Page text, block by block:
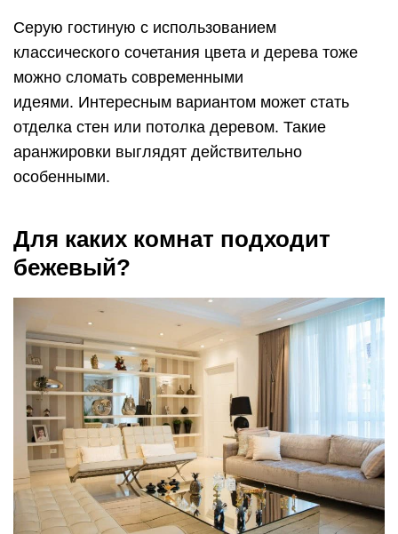
Серую гостиную с использованием
классического сочетания цвета и дерева тоже
можно сломать современными
идеями. Интересным вариантом может стать
отделка стен или потолка деревом. Такие
аранжировки выглядят действительно
особенными.
Для каких комнат подходит
бежевый?